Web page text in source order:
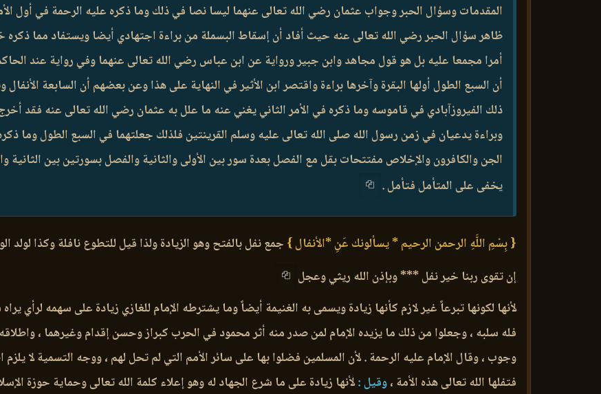
المقدمات وسؤال الحبر وجواب عثمان رضي الله تعالى عنهما ليسا نصا في ذلك وما ذكره عليه الرحمة في أول
ظاهر سؤال الحبر رضي الله تعالى عنه حيث أفاد أن إسقاط البسملة من براءة اجتهادي أيضا ويستفاد مما
أمرا مجمعا عليه بل هو قول مجاهد وابن جبير ورواية عن ابن عباس رضي الله تعالى عنهما وفي رواية عند
أن السبع الطول أولها البقرة وآخرها براءة واقتصر ابن الأثير في النهاية على هذا وعن بعضهم أن السابعة
ذلك الفيروزآبادي في قاموسه وما ذكره في الأمر الثاني يغني عنه ما علل به عثمان رضي الله تعالى عنه فقد
وبراءة يدعيان في زمن رسول الله صلى الله تعالى عليه وسلم القرينتين فلذلك جعلتهما في السبع الطول وما
الجن والكافرون والإخلاص مفتتحات بقل مع الفصل بعدة سور بين الأولى والثانية والفصل بسورتين بين الثانية
يخفى على المتأمل فتأمل .
{ بِسْمِ اللَّهِ الرحمن الرحيم * يسألونك عَنِ *الأنفال } جمع نفل بالفتح وهو الزيادة ولذا قيل للتطوع نافلة وكذا لولد
إن تقوى ربنا خير نفل *** وبإذن الله ريثي وعجل
لأنها لكونها تبرعاً غير لازم كأنها زيادة ويسمى به الغنيمة أيضاً وما يشترطه الإمام للغازي زيادة على سهمه
فله سلبه ، وجعلوا من ذلك ما يزيده الإمام لمن صدر منه أثر محمود في الحرب كبراز وحسن إقدام وغيرهما ،
وجوب ، وقال الإمام عليه الرحمة . لأن المسلمين فضلوا بها على سائر الأمم التي لم تحل لهم ، ووجه التسمية لا
فتفلها الله تعالى هذه الأمة ،وقيل :لأنها زيادة على ما شرع الجهاد له وهو إعلاء كلمة الله تعالى وحماية حوزة